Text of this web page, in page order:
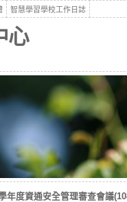
智慧學習學校工作日誌
心
年度資通安全管理審查會議